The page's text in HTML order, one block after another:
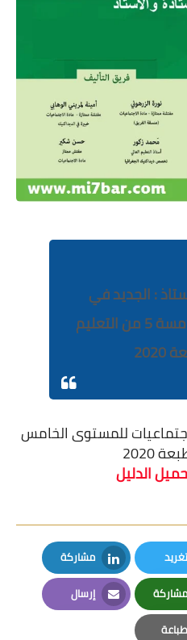
: الجديد في
الاجتماعيات للسنة الخامسة 5 من التعليم
2020
للمستوى الخامس
2020
الدليل
تغريد
Twitter
مشاركة
LinkedIn
مشاركة
Whatsapp
إرسال
Email
طباعة